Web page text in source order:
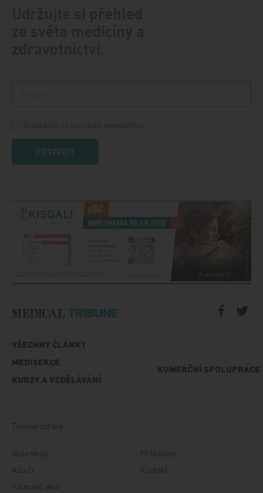
POTVRDIT
VŠECHNY ČLÁNKY
MEDISEKCE
KURZY A VZDĚLÁVÁNÍ
KOMERČNÍ SPOLUPRÁCE
Tiskové zprávy
Naše tituly
Autoři
Kalendář akcí
Přihlášení
Kontakt